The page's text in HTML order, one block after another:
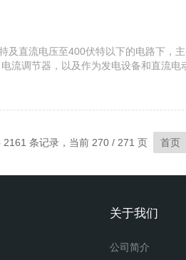
及直流电压至400伏特以下的电路下，
流调节器，以及作为发电设备和直流
2161 条记录，当前 270 / 271 页 首页
关于我们
公司简介